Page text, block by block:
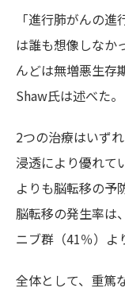
「進行肺がんの
は誰も想像しなか
んどは無増悪生存
Shaw氏は述べた。
2つの治療はいず
浸透により優れて
よりも脳転移の予
脳転移の発生率は
ニブ群（41％）よ
全体として、重篤